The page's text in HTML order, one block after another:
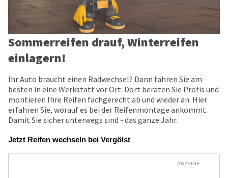
Sommerreifen drauf, Winterreifen
einlagern!
Ihr Auto braucht einen Radwechsel? Dann fahren Sie am
besten in eine Werkstatt vor Ort. Dort beraten Sie Profis und
montieren Ihre Reifen fachgerecht ab und wieder an. Hier
erfahren Sie, worauf es bei der Reifenmontage ankommt.
Damit Sie sicher unterwegs sind - das ganze Jahr.
Jetzt Reifen wechseln bei Vergölst
ANZEIGE